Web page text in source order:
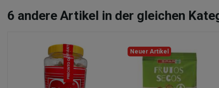
6 andere Artikel in der gleichen
Neuer Artikel